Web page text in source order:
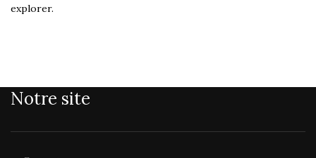
explorer.
Notre site